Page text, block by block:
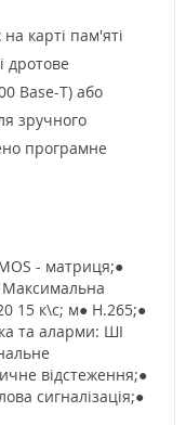
карті пам'яті
дротове
Base-T) або
зручного
програмне
- матриця;●
Максимальна
15 к\с; м● H.265;●
та аларми: ШІ
відстеження;●
сигналізація;●